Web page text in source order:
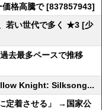
格高騰で [837857943]
若い世代で多く ★3 [少
去最多ペースで推移
Knight: Silksong...
定着させる」 →国家公